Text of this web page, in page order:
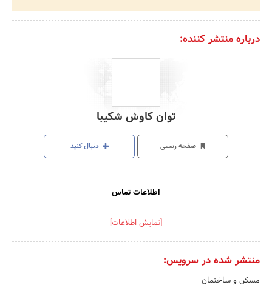
درباره منتشر کننده:
توان کاوش شکیبا
صفحه رسمی دنبال کنید
اطلاعات تماس
[نمایش اطلاعات]
منتشر شده در سرویس:
مسکن و ساختمان